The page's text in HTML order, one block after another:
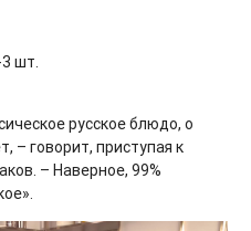
шт.
русское блюдо, о
– говорит, приступая к
– Наверное, 99%